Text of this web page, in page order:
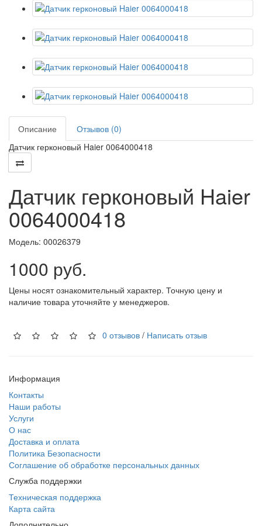
Описание
Отзывов (0)
Датчик герконовый Haier 0064000418
Датчик герконовый Haier
0064000418
Модель: 00026379
1000 руб.
Цены носят ознакомительный характер. Точную цену и
наличие товара уточняйте у менеджеров.
0 отзывов / Написать отзыв
Информация
Контакты
Наши работы
Услуги
О нас
Доставка и оплата
Политика Безопасности
Соглашение об обработке персональных данных
Служба поддержки
Техническая поддержка
Карта сайта